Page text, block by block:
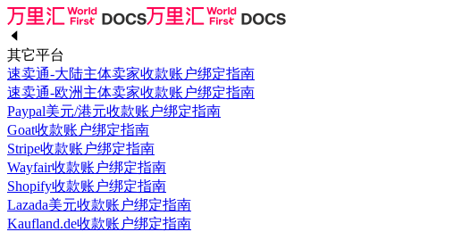
其它平台
速卖通-大陆主体卖家收款账户绑定指南
速卖通-欧洲主体卖家收款账户绑定指南
Paypal美元/港元收款账户绑定指南
Goat收款账户绑定指南
Stripe收款账户绑定指南
Wayfair收款账户绑定指南
Shopify收款账户绑定指南
Lazada美元收款账户绑定指南
Kaufland.de收款账户绑定指南